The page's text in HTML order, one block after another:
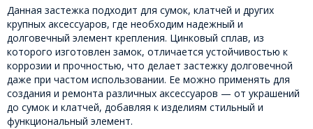
Данная застежка подходит для сумок, клатчей и других
крупных аксессуаров, где необходим надежный и
долговечный элемент крепления. Цинковый сплав, из
которого изготовлен замок, отличается устойчивостью к
коррозии и прочностью, что делает застежку долговечной
даже при частом использовании. Ее можно применять для
создания и ремонта различных аксессуаров — от украшений
до сумок и клатчей, добавляя к изделиям стильный и
функциональный элемент.